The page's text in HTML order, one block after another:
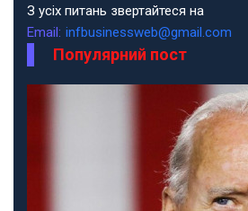
З усіх питань звертайтеся на
Email: infbusinessweb@gmail.com
Популярний пост